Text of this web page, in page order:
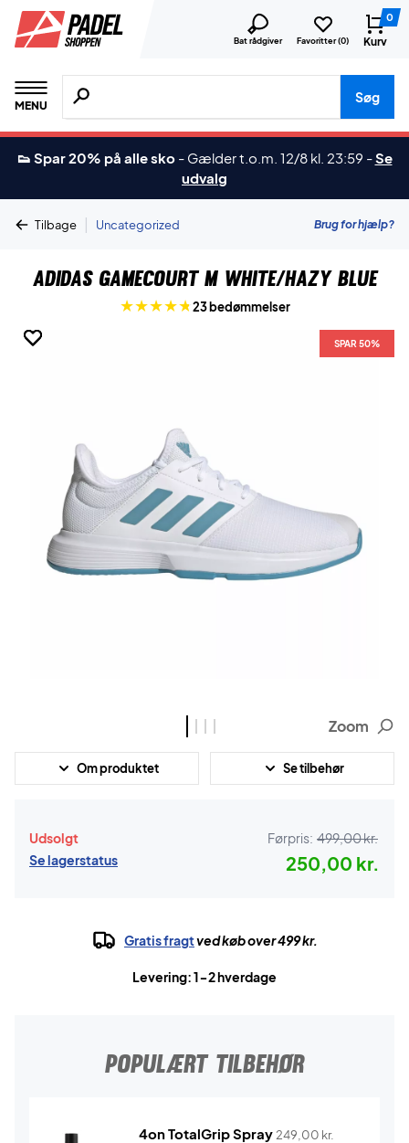
Bat rådgiver Favoritter (0)
0
Kurv
MENU
Søg efter produkter, mærker etc.
Søg
👟 Spar 20% på alle sko - Gælder t.o.m. 12/8 kl. 23:59 -Se
udvalg
Tilbage | Uncategorized Brug for hjælp?
Adidas GameCourt M White/Hazy Blue
23 bedømmelser
SPAR 50%
SPAR 50%
SPAR 50%
SPAR 50%
Zoom
Om produktet Se tilbehør
Udsolgt
Se lagerstatus
Førpris: 499,00 kr.
250,00 kr.
Gratis fragtved køb over 499 kr.
Levering: 1-2 hverdage
POPULÆRT TILBEHØR
4on TotalGrip Spray 249,00 kr.